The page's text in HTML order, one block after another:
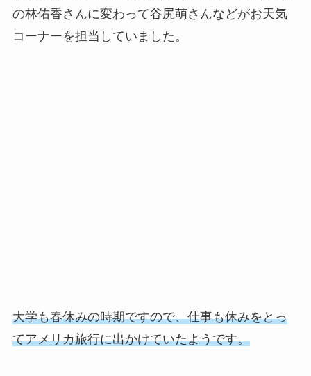
の林佑香さんに変わって谷尻萌さんなどがお天気
コーナーを担当していました。
大学も春休みの時期ですので、仕事も休みをとっ
てアメリカ旅行に出かけていたようです。